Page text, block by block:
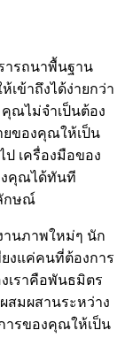
ารถนาพื้นฐาน
ข้าถึงได้ง่ายกว่า
คุณไม่จำเป็นต้อง
ยของคุณให้เป็น
เครื่องมือของ
งคุณได้ทันที
กษณ์
านภาพใหม่ๆ นัก
งแค่คนที่ต้องการ
เราคือพันธมิตร
สมผสานระหว่าง
ารของคุณให้เป็น